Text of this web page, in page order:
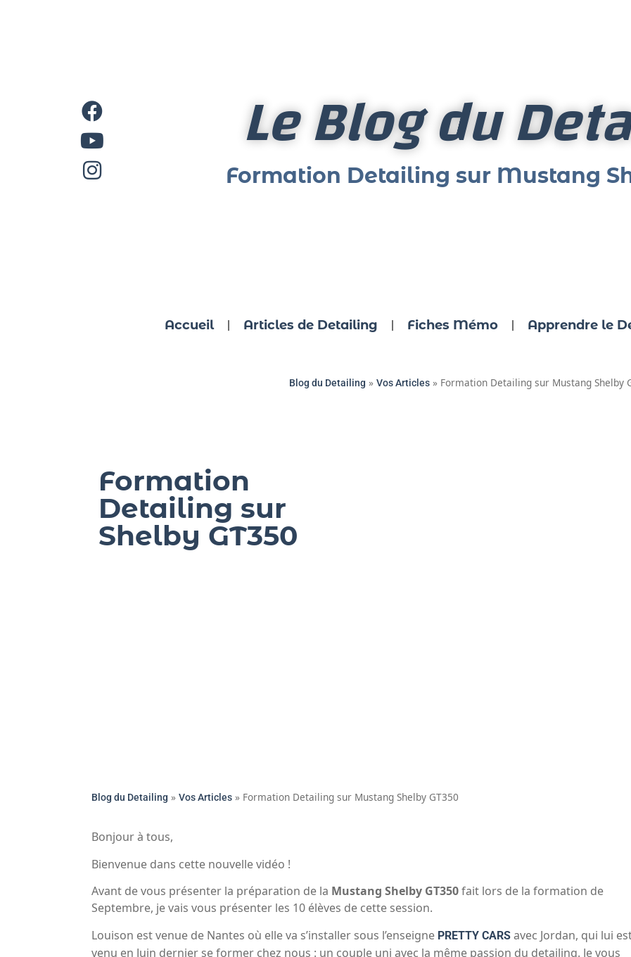
Le Blog du
Formation Detailing sur Mustang
Accueil Articles de Detailing Fiches Mémo Apprendre le
Blog du Detailing » Vos Articles » Formation Detailing sur Mustang Shelby
Formation
Detailing sur
Shelby GT350
Blog du Detailing » Vos Articles » Formation Detailing sur Mustang Shelby GT350
Bonjour à tous,
Bienvenue dans cette nouvelle vidéo !
Avant de vous présenter la préparation de la Mustang Shelby GT350fait lors de la formation de
Septembre, je vais vous présenter les 10 élèves de cette session.
Louison est venue de Nantes où elle va s’installer sous l’enseigne PRETTY CARS avec Jordan, qui lui
venu en Juin dernier se former chez nous : un couple uni avec la même passion du detailing. Je vous